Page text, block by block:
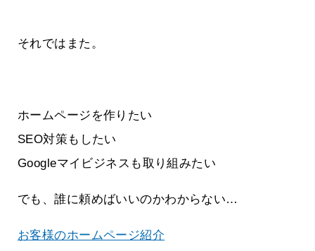
それではまた。
ホームページを作りたい
SEO対策もしたい
Googleマイビジネスも取り組みたい
でも、誰に頼めばいいのかわからない…
お客様のホームページ紹介